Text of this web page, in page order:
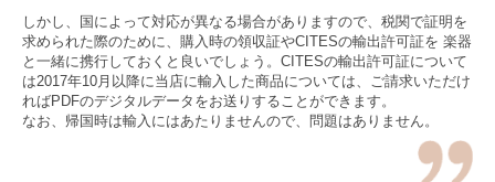
しかし、国によって対応が異なる場合がありますので、税関で証明を
求められた際のために、購入時の領収証やCITESの輸出許可証を 楽器
と一緒に携行しておくと良いでしょう。CITESの輸出許可証について
は2017年10月以降に当店に輸入した商品については、ご請求いただけ
ればPDFのデジタルデータをお送りすることができます。
なお、帰国時は輸入にはあたりませんので、問題はありません。